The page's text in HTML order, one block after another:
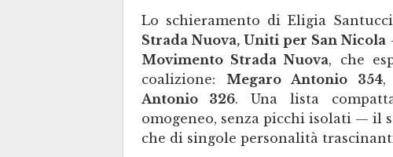
Lo schieramento di Eligia
Strada Nuova, Uniti per San Nicola
Movimento Strada Nuova, che
coalizione: Megaro Antonio 354,
Antonio 326. Una lista
omogeneo, senza picchi isolati — il
che di singole personalità